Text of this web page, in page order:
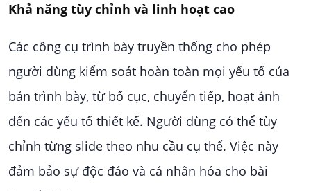
Khả năng tùy chỉnh và linh hoạt cao
Các công cụ trình bày truyền thống cho phép
người dùng kiểm soát hoàn toàn mọi yếu tố của
bản trình bày, từ bố cục, chuyển tiếp, hoạt ảnh
đến các yếu tố thiết kế. Người dùng có thể tùy
chỉnh từng slide theo nhu cầu cụ thể. Việc này
đảm bảo sự độc đáo và cá nhân hóa cho bài